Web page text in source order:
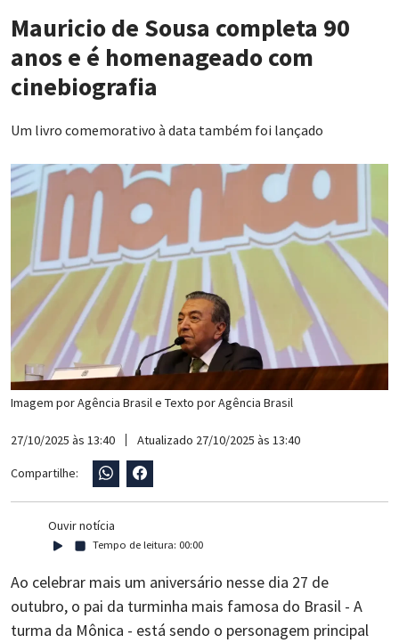
Mauricio de Sousa completa 90
anos e é homenageado com
cinebiografia
Um livro comemorativo à data também foi lançado
Imagem porAgência Brasile Texto porAgência Brasil
27/10/2025 às 13:40 Atualizado 27/10/2025 às 13:40
Compartilhe:
Ouvir notícia
Tempo de leitura: 00:00
Ao celebrar mais um aniversário nesse dia 27 de
outubro, o pai da turminha mais famosa do Brasil - A
turma da Mônica - está sendo o personagem principal